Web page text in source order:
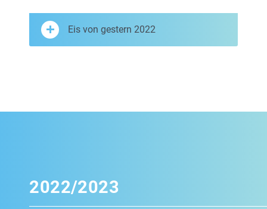
Eis von gestern 2022
2022/2023